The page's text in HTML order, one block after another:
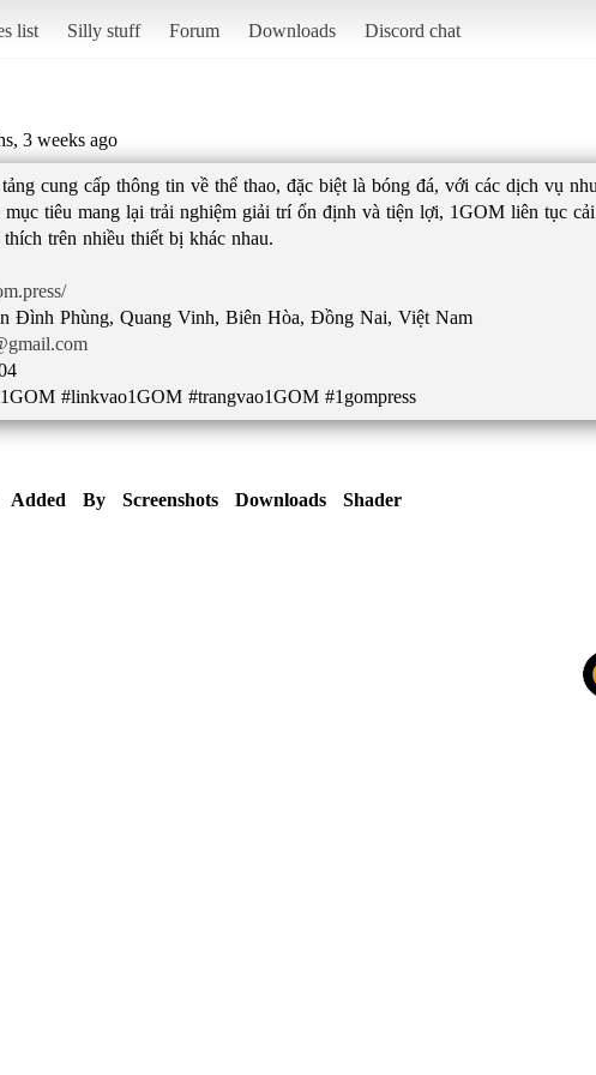
list Silly stuff Forum Downloads Discord chat
3 weeks ago
cung cấp thông tin về thể thao, đặc biệt là bóng đá, với các dịch vụ
tiêu mang lại trải nghiệm giải trí ổn định và tiện lợi, 1GOM liên tục
trên nhiều thiết bị khác nhau.
Đình Phùng, Quang Vinh, Biên Hòa, Đồng Nai, Việt Nam
#linkvao1GOM #trangvao1GOM #1gompress
Added By Screenshots Downloads Shader